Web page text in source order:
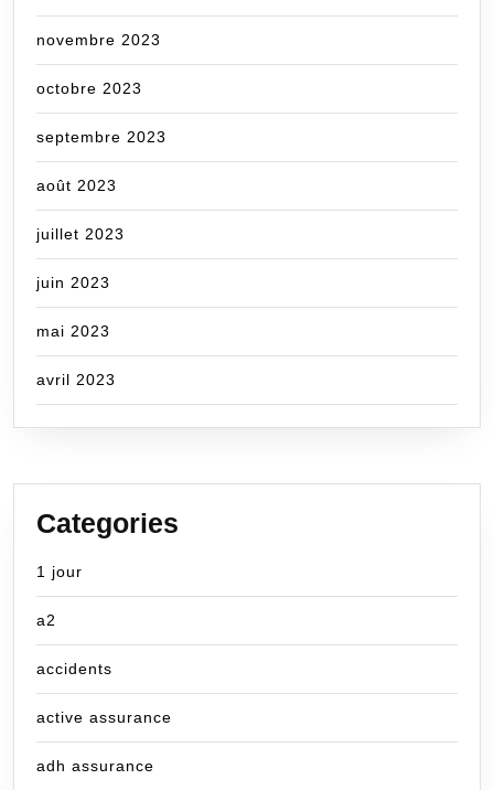
novembre 2023
octobre 2023
septembre 2023
août 2023
juillet 2023
juin 2023
mai 2023
avril 2023
Categories
1 jour
a2
accidents
active assurance
adh assurance